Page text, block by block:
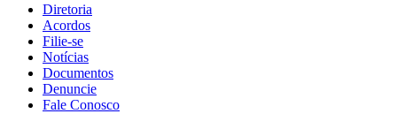
Diretoria
Acordos
Filie-se
Notícias
Documentos
Denuncie
Fale Conosco